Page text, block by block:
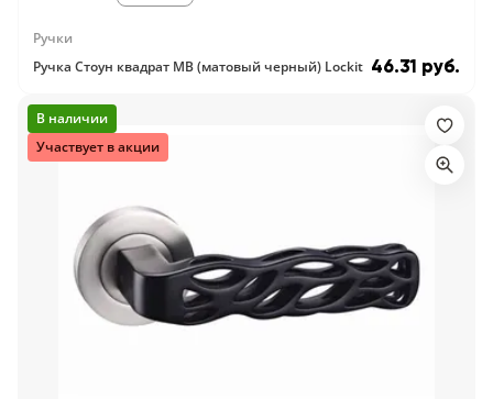
Ручки
Ручка Стоун квадрат MB (матовый черный) Lockit 46.31 руб.
В наличии
Участвует в акции